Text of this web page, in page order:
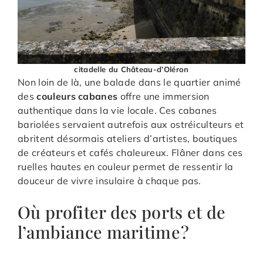
citadelle du Château-d’Oléron
Non loin de là, une balade dans le quartier animé
descouleurs cabanes offre une immersion
authentique dans la vie locale. Ces cabanes
bariolées servaient autrefois aux ostréiculteurs et
abritent désormais ateliers d’artistes, boutiques
de créateurs et cafés chaleureux. Flâner dans ces
ruelles hautes en couleur permet de ressentir la
douceur de vivre insulaire à chaque pas.
Où profiter des ports et de
l’ambiance maritime ?